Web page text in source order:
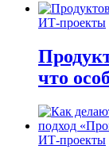
ИТ-проекты
что
ИТ-проекты